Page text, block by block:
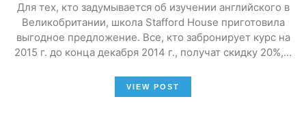
Для тех, кто задумывается об изучении английского в
Великобритании, школа Stafford House приготовила
выгодное предложение. Все, кто забронирует курс на
2015 г. до конца декабря 2014 г., получат скидку 20%,…
VIEW POST